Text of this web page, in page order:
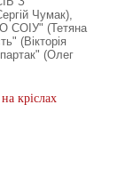
Чумак),
СОІУ" (Тетяна
(Вікторія
(Олег
кріслах